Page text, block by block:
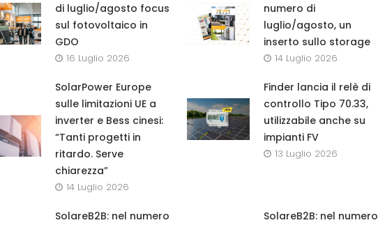
di luglio/agosto focus
sul fotovoltaico in
GDO
16 Luglio 2026
numero di
luglio/agosto, un
inserto sullo storage
14 Luglio 2026
SolarPower Europe
sulle limitazioni UE a
inverter e Bess cinesi:
“Tanti progetti in
ritardo. Serve
chiarezza”
14 Luglio 2026
Finder lancia il relè di
controllo Tipo 70.33,
utilizzabile anche su
impianti FV
13 Luglio 2026
SolareB2B: nel numero
SolareB2B: nel numero